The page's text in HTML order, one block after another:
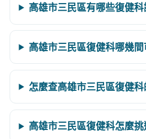
高雄市三民區有哪些復健科
高雄市三民區復健科哪幾
怎麼查高雄市三民區復健科
高雄市三民區復健科怎麼挑